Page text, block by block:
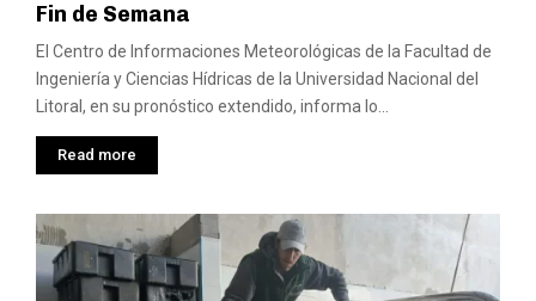
Fin de Semana
El Centro de Informaciones Meteorológicas de la Facultad de
Ingeniería y Ciencias Hídricas de la Universidad Nacional del
Litoral, en su pronóstico extendido, informa lo...
Read more